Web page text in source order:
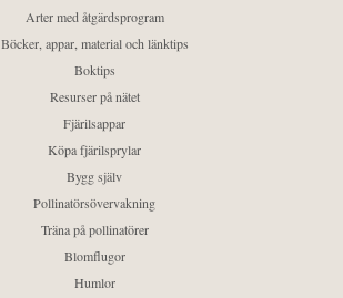
Arter med åtgärdsprogram
Böcker, appar, material och länktips
Boktips
Resurser på nätet
Fjärilsappar
Köpa fjärilsprylar
Bygg själv
Pollinatörsövervakning
Träna på pollinatörer
Blomflugor
Humlor